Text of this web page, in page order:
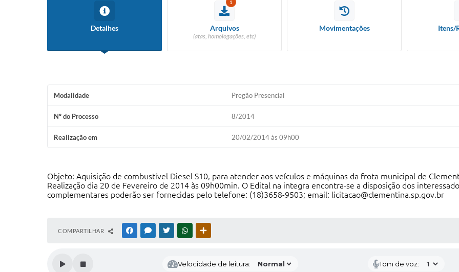
Detalhes
1
Arquivos
(atas, homologações, etc)
Movimentações Itens/
Modalidade Pregão Presencial
Nº do Processo 8/2014
Realização em 20/02/2014 às 09h00
Objeto: Aquisição de combustível Diesel S10, para atender aos veículos e máquinas da frota municipal de
Realização dia 20 de Fevereiro de 2014 às 09h00min. O Edital na integra encontra-se a disposição dos
complementares poderão ser fornecidas pelo telefone: (18)3658-9503; email: licitacao@clementina.sp.gov.br
COMPARTILHAR FACEBOOKMESSENGER
TWITTERWHATSAPP
Velocidade de leitura: Tom de voz: